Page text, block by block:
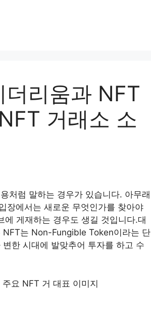
리움과 NFT
거래소 소
처럼 말하는 경우가 있습니다. 아무래
장에서는 새로운 무엇인가를 찾아야
게재하는 경우도 생길 것입니다.대
NFT는 Non-Fungible Token이라는 단
한 시대에 발맞추어 투자를 하고 수